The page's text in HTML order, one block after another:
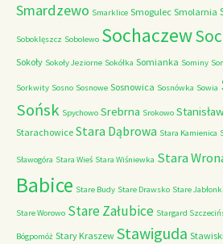
Smardzewo Smarklice Smogulec Smolarnia
Soboklęszcz Sobolewo Sochaczew
Sokoły Sokoły Jeziorne Sokółka Somianka Sominy
Sorkwity Sosno Sosnowe Sosnowica Sosnówka Sowia
Sońsk Spychowo Srebrna Srokowo
Starachowice Stara Dąbrowa Stara Kamienica
Sławogóra Stara Wieś Stara Wiśniewka Stara
Babice Stare Budy Stare Drawsko Stare Jabłonki
Stare Worowo Stare Załubice Stargard
Bógpomóż Stary Kraszew Stawiguda Stawiski